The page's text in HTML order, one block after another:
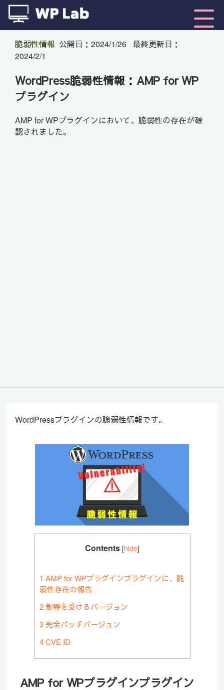
脆弱性情報 公開日： 2024/1/26 最終更新日：
2024/2/1
WordPress脆弱性情報：AMP for WP
プラグイン
AMP for WPプラグインにおいて、脆弱性の存在が確
認されました。
WordPressプラグインの脆弱性情報です。
Contents [hide]
1 AMP for WPプラグインプラグインに、脆
弱性存在の報告
2影響を受けるバージョン
3完全パッチバージョン
4CVE ID
AMP for WPプラグインプラグイン